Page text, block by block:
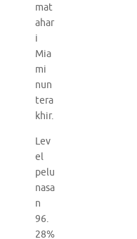
mat
ahar
i
Mia
mi
nun
tera
khir.
Lev
el
pelu
nasa
n
96.
28%